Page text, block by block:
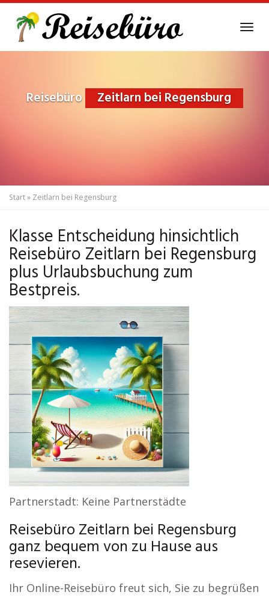
main
Reisebüro Zeitlarn bei Regensburg
Start» Zeitlarn bei Regensburg
Klasse Entscheidung hinsichtlich
Reisebüro Zeitlarn bei Regensburg
plus Urlaubsbuchung zum
Bestpreis.
Partnerstadt: Keine Partnerstädte
Reisebüro Zeitlarn bei Regensburg
ganz bequem von zu Hause aus
resevieren.
Ihr Online-Reisebüro freut sich, Sie zu begrüßen